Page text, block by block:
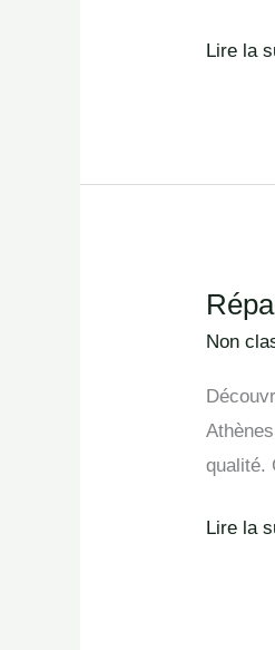
Lire la
Non
qualité.
de
en
Athènes
Lire la